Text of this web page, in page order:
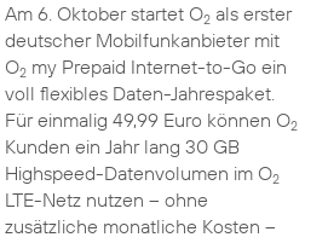
Am 6. Oktober startet O2als erster
deutscher Mobilfunkanbieter mit
O2my Prepaid Internet-to-Go ein
voll flexibles Daten-Jahrespaket.
Für einmalig 49,99 Euro können O2
Kunden ein Jahr lang 30 GB
Highspeed-Datenvolumen im O2
LTE-Netz nutzen – ohne
zusätzliche monatliche Kosten –